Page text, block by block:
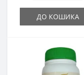
ДО КОШИКА